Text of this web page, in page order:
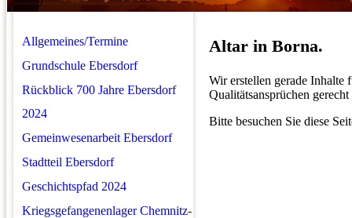
Allgemeines/Termine
Grundschule Ebersdorf
Rückblick 700 Jahre Ebersdorf
2024
Gemeinwesenarbeit Ebersdorf
Stadtteil Ebersdorf
Geschichtspfad 2024
Kriegsgefangenenlager Chemnitz-
Altar in Borna.
Wir erstellen gerade Inhalte
Qualitätsansprüchen
Bitte besuchen Sie diese